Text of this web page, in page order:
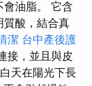
會油脂。 它含
質酸，結合真
潔 台中產後護
接，並且與皮
天在陽光下長